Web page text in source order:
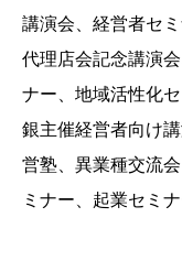
講演会、経営者セ
代理店会記念講演
ナー、地域活性化
銀主催経営者向け
営塾、異業種交流
ミナー、起業セミ